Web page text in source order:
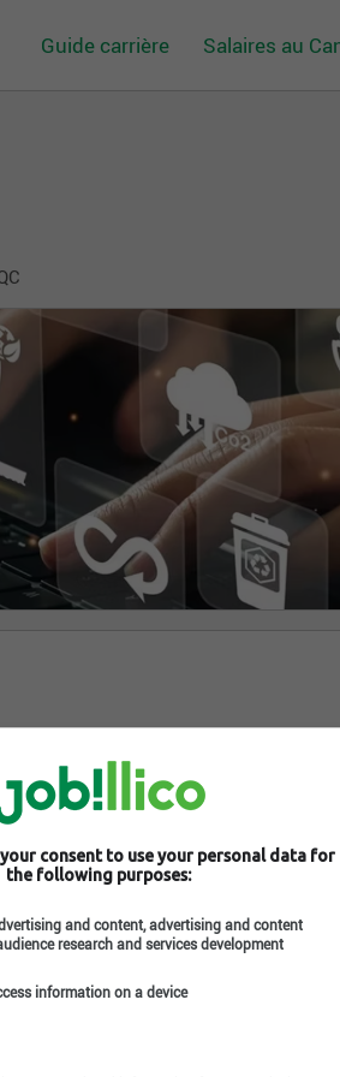
Guide carrière Salaires au
consent to use your personal data for
the following purposes:
and content, advertising and content
research and services development
information on a device